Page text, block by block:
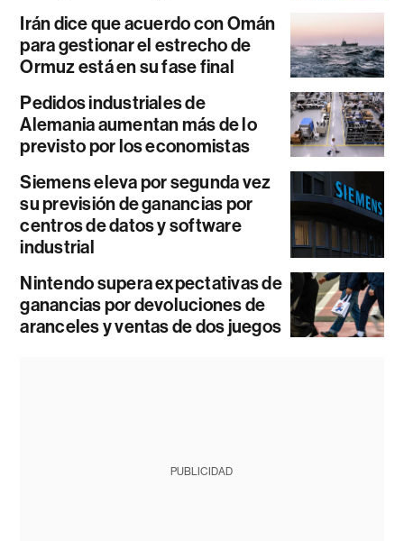
Irán dice que acuerdo con Omán
para gestionar el estrecho de
Ormuz está en su fase final
Pedidos industriales de
Alemania aumentan más de lo
previsto por los economistas
Siemens eleva por segunda vez
su previsión de ganancias por
centros de datos y software
industrial
Nintendo supera expectativas de
ganancias por devoluciones de
aranceles y ventas de dos juegos
PUBLICIDAD